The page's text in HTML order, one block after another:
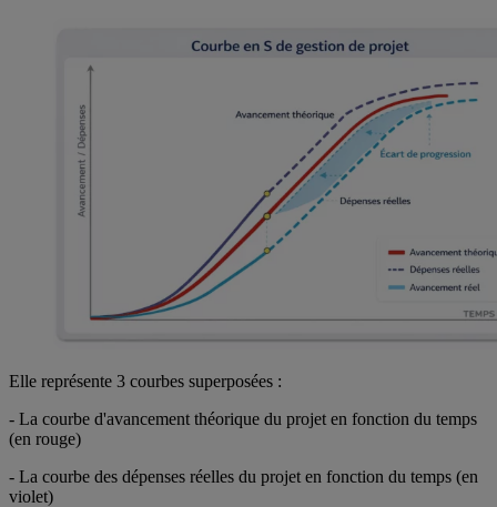
Elle représente 3 courbes superposées :
- La courbe d'avancement théorique du projet en fonction du temps
(en rouge)
- La courbe des dépenses réelles du projet en fonction du temps (en
violet)